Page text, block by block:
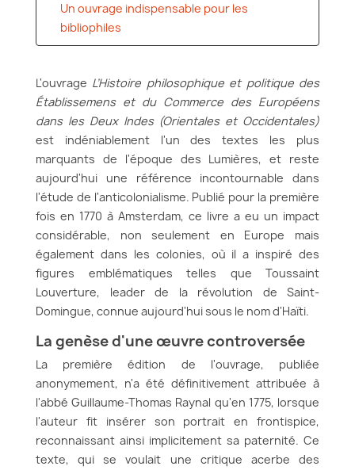
Un ouvrage indispensable pour les
bibliophiles
L'ouvrage L’Histoire philosophique et politique des
Établissemens et du Commerce des Européens
dans les Deux Indes (Orientales et Occidentales)
est indéniablement l'un des textes les plus
marquants de l'époque des Lumières, et reste
aujourd'hui une référence incontournable dans
l'étude de l'anticolonialisme. Publié pour la première
fois en 1770 à Amsterdam, ce livre a eu un impact
considérable, non seulement en Europe mais
également dans les colonies, où il a inspiré des
figures emblématiques telles que Toussaint
Louverture, leader de la révolution de Saint-
Domingue, connue aujourd'hui sous le nom d'Haïti.
La genèse d'une œuvre controversée
La première édition de l'ouvrage, publiée
anonymement, n'a été définitivement attribuée à
l'abbé Guillaume-Thomas Raynal qu'en 1775, lorsque
l'auteur fit insérer son portrait en frontispice,
reconnaissant ainsi implicitement sa paternité. Ce
texte, qui se voulait une critique acerbe des